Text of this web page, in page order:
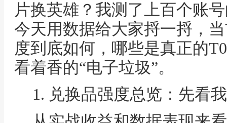
片换英雄？我测了上百个账
今天用数据给大家捋一捋，
度到底如何，哪些是真正的
看着香的“电子垃圾”。
1. 兑换品强度总览：先看